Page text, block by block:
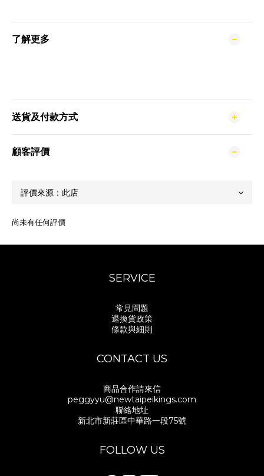
了解更多
送貨及付款方式
顧客評價
尚未有任何評價
SERVICE
常見問題
退換貨政策
條款與細則
CONTACT US
商品合作請來信
peggyyu@newtaipeikings.com
聯絡地址
新北市新莊區中華路一段75號
FOLLOW US